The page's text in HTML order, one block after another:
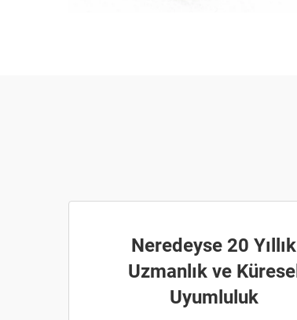
Neredeyse 20 Yıllık
Uzmanlık ve Küresel
Uyumluluk